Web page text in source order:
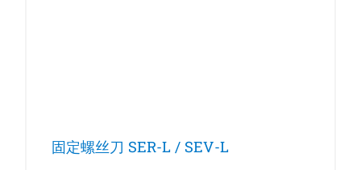
固定螺丝刀 SER-L / SEV-L